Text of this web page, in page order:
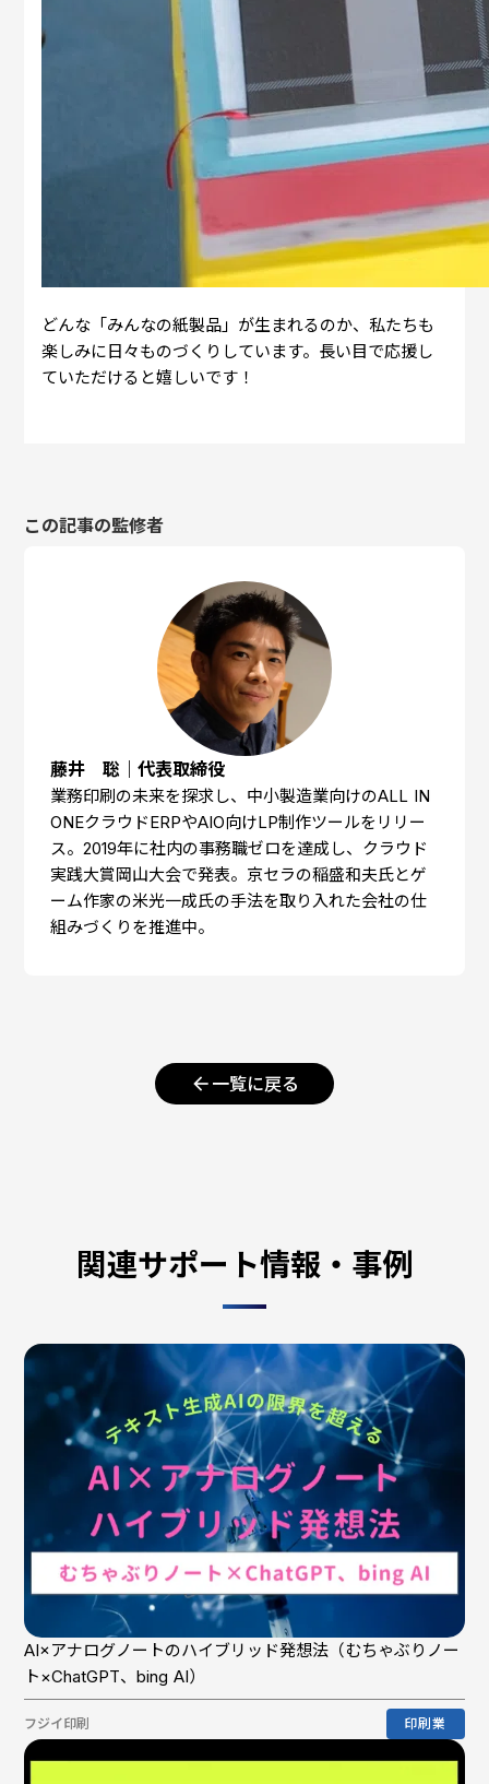
どんな「みんなの紙製品」が生まれるのか、私たちも
楽しみに日々ものづくりしています。長い目で応援し
ていただけると嬉しいです！
この記事の監修者
藤井 聡｜代表取締役
業務印刷の未来を探求し、中小製造業向けのALL IN
ONEクラウドERPやAIO向けLP制作ツールをリリー
ス。2019年に社内の事務職ゼロを達成し、クラウド
実践大賞岡山大会で発表。京セラの稲盛和夫氏とゲ
ーム作家の米光一成氏の手法を取り入れた会社の仕
組みづくりを推進中。
arrow_back 一覧に戻る
関連サポート情報・事例
AI×アナログノートのハイブリッド発想法（むちゃぶりノー
ト×ChatGPT、bing AI）
フジイ印刷 印刷業